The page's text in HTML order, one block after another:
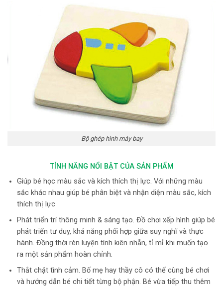
Bộ ghép hình máy bay
TÍNH NĂNG NỔI BẬT CỦA SẢN PHẨM
Giúp bé học màu sắc và kích thích thị lực. Với những màu
sắc khác nhau giúp bé phân biệt và nhận diện màu sắc, kích
thích thị lực
Phát triển trí thông minh & sáng tạo. Đồ chơi xếp hình giúp bé
phát triển tư duy, khả năng phối hợp giữa suy nghĩ và thực
hành. Đồng thời rèn luyện tính kiên nhẫn, tỉ mỉ khi muốn tạo
ra một sản phẩm hoàn chỉnh.
Thắt chặt tình cảm. Bố mẹ hay thầy cô có thể cùng bé chơi
và hướng dẫn bé chi tiết từng bộ phận. Bé vừa tiếp thu thêm